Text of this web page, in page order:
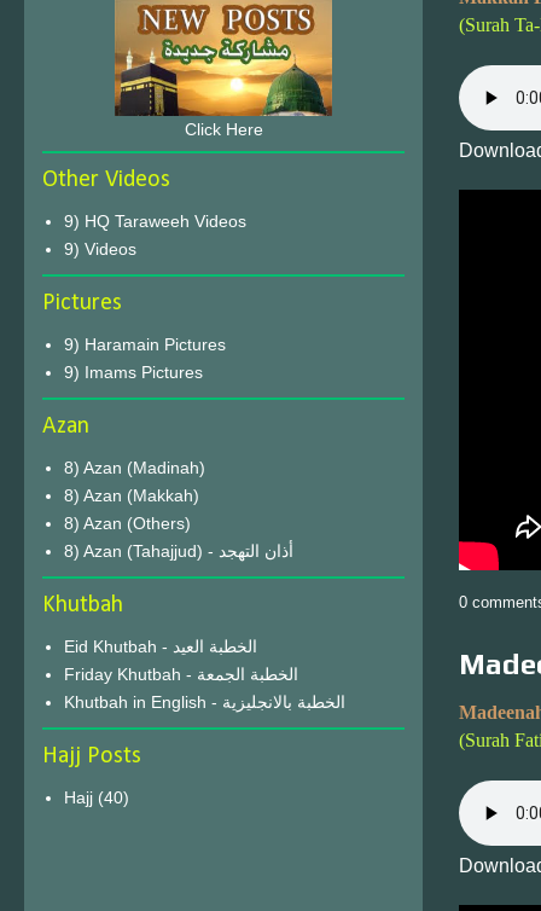
(Surah
0
(Surah
Click Here
Other Videos
9) HQ Taraweeh Videos
9) Videos
Pictures
9) Haramain Pictures
9) Imams Pictures
Azan
8) Azan (Madinah)
8) Azan (Makkah)
8) Azan (Others)
8) Azan (Tahajjud) - أذان التهجد
Khutbah
Eid Khutbah - الخطبة العيد
Friday Khutbah - الخطبة الجمعة
Khutbah in English - الخطبة بالانجليزية
Hajj Posts
Hajj (40)